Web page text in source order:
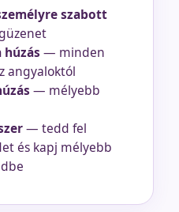
szabott
— minden
angyaloktól
— mélyebb
— tedd fel
és kapj mélyebb